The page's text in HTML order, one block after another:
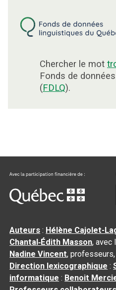
Chercher le mot
Fonds de
(FDLQ).
Auteurs : Hélène Cajolet-
Chantal‑Édith Masson, avec
Nadine Vincent,
Direction lexicographique :
informatique : Benoit